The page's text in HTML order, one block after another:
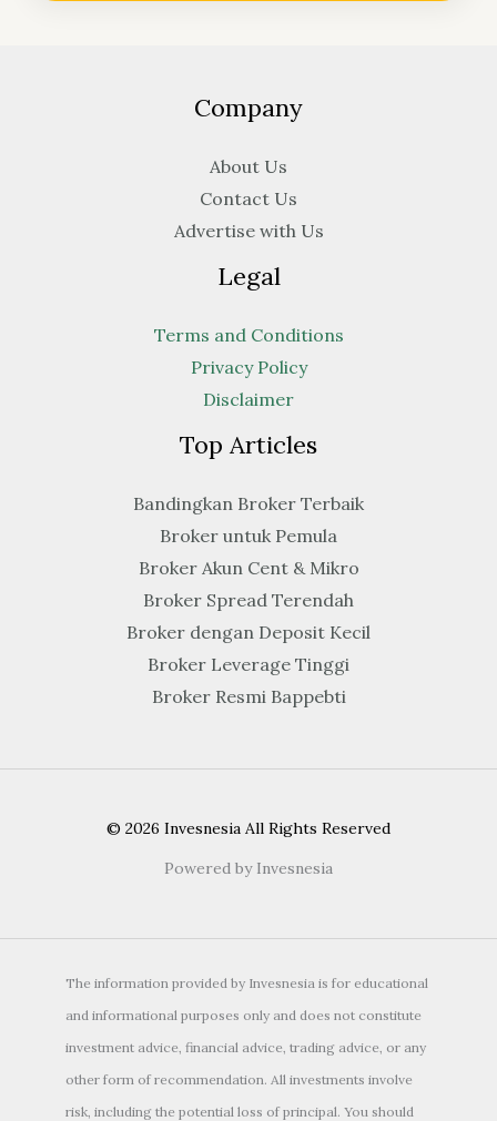
Company
About Us
Contact Us
Advertise with Us
Legal
Terms and Conditions
Privacy Policy
Disclaimer
Top Articles
Bandingkan Broker Terbaik
Broker untuk Pemula
Broker Akun Cent & Mikro
Broker Spread Terendah
Broker dengan Deposit Kecil
Broker Leverage Tinggi
Broker Resmi Bappebti
© 2026 Invesnesia All Rights Reserved
Powered by Invesnesia
The information provided by Invesnesia is for educational
and informational purposes only and does not constitute
investment advice, financial advice, trading advice, or any
other form of recommendation. All investments involve
risk, including the potential loss of principal. You should